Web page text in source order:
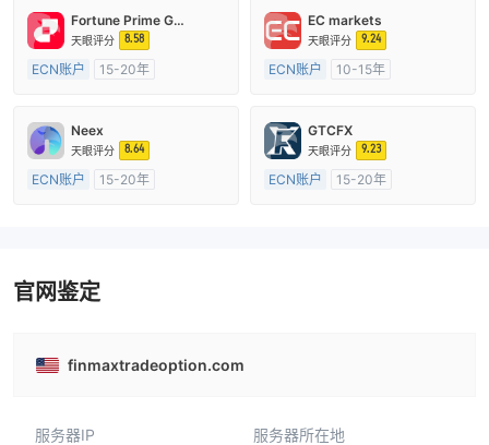
Fortune Prime Global
天眼评分 8.58
ECN账户
15-20年
主标MT4
EC markets
天眼评分 9.24
ECN账户
10-15年
主标MT4
Neex
天眼评分 8.64
ECN账户
15-20年
GTCFX
天眼评分 9.23
ECN账户
15-20年
官网鉴定
finmaxtradeoption.com
服务器IP
服务器所在地